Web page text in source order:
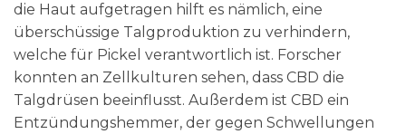
die Haut aufgetragen hilft es nämlich, eine
überschüssige Talgproduktion zu verhindern,
welche für Pickel verantwortlich ist. Forscher
konnten an Zellkulturen sehen, dass CBD die
Talgdrüsen beeinflusst. Außerdem ist CBD ein
Entzündungshemmer, der gegen Schwellungen